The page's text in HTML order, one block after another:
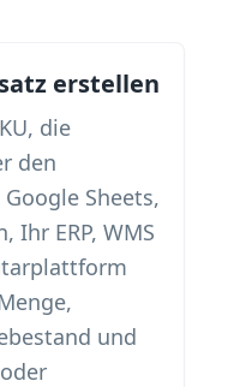
erstellen
die
den
Sheets,
Ihr ERP, WMS
und